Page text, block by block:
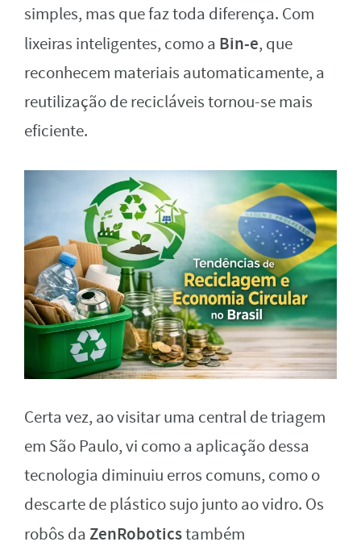
simples, mas que faz toda diferença. Com
lixeiras inteligentes, como a Bin-e, que
reconhecem materiais automaticamente, a
reutilização de recicláveis tornou-se mais
eficiente.
Certa vez, ao visitar uma central de triagem
em São Paulo, vi como a aplicação dessa
tecnologia diminuiu erros comuns, como o
descarte de plástico sujo junto ao vidro. Os
robôs da ZenRoboticstambém